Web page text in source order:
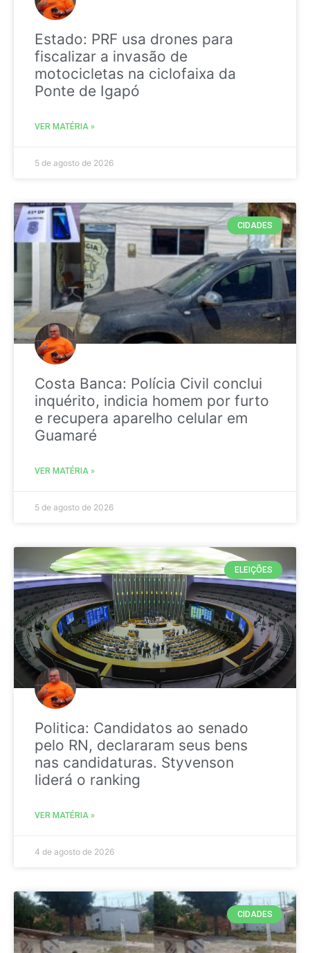
Estado: PRF usa drones para
fiscalizar a invasão de
motocicletas na ciclofaixa da
Ponte de Igapó
VER MATÉRIA »
5 de agosto de 2026
CIDADES
Costa Banca: Polícia Civil conclui
inquérito, indicia homem por furto
e recupera aparelho celular em
Guamaré
VER MATÉRIA »
5 de agosto de 2026
ELEIÇÕES
Politica: Candidatos ao senado
pelo RN, declararam seus bens
nas candidaturas. Styvenson
liderá o ranking
VER MATÉRIA »
4 de agosto de 2026
CIDADES